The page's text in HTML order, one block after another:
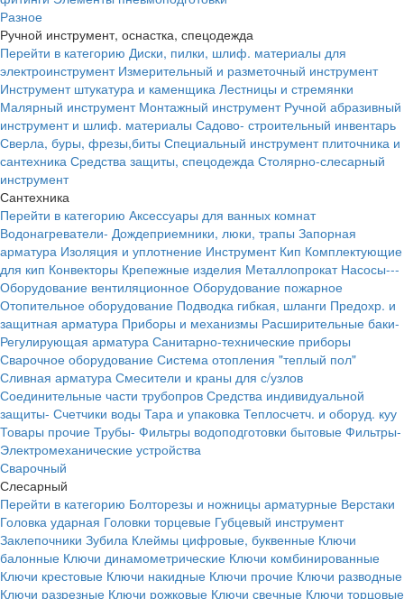
Разное
Ручной инструмент, оснастка, спецодежда
Перейти в категорию Диски, пилки, шлиф. материалы для
электроинструмент Измерительный и разметочный инструмент
Инструмент штукатура и каменщика Лестницы и стремянки
Малярный инструмент Монтажный инструмент Ручной абразивный
инструмент и шлиф. материалы Садово- строительный инвентарь
Сверла, буры, фрезы,биты Специальный инструмент плиточника и
сантехника Средства защиты, спецодежда Столярно-слесарный
инструмент
Сантехника
Перейти в категорию Аксессуары для ванных комнат
Водонагреватели- Дождеприемники, люки, трапы Запорная
арматура Изоляция и уплотнение Инструмент Кип Комплектующие
для кип Конвекторы Крепежные изделия Металлопрокат Насосы---
Оборудование вентиляционное Оборудование пожарное
Отопительное оборудование Подводка гибкая, шланги Предохр. и
защитная арматура Приборы и механизмы Расширительные баки-
Регулирующая арматура Санитарно-технические приборы
Сварочное оборудование Система отопления "теплый пол"
Сливная арматура Смесители и краны для с/узлов
Соединительные части трубопров Средства индивидуальной
защиты- Счетчики воды Тара и упаковка Теплосчетч. и оборуд. куу
Товары прочие Трубы- Фильтры водоподготовки бытовые Фильтры-
Электромеханические устройства
Сварочный
Слесарный
Перейти в категорию Болторезы и ножницы арматурные Верстаки
Головка ударная Головки торцевые Губцевый инструмент
Заклепочники Зубила Клеймы цифровые, буквенные Ключи
балонные Ключи динамометрические Ключи комбинированные
Ключи крестовые Ключи накидные Ключи прочие Ключи разводные
Ключи разрезные Ключи рожковые Ключи свечные Ключи торцовые